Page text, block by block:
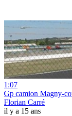
1:07
Gp camion Magny-
Florian Carré
il y a 15 ans